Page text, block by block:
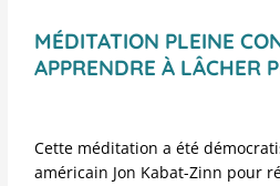
MÉDITATION PLEINE
APPRENDRE À LÂCHER
Cette méditation a été
américain Jon Kabat-Zinn pour